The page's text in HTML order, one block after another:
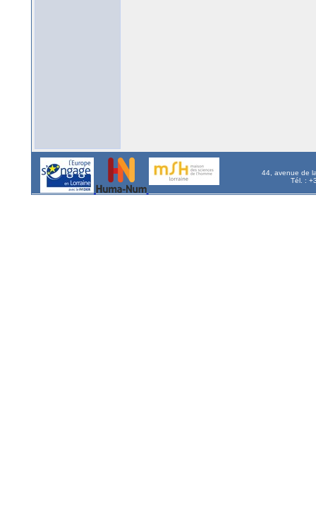
44, avenue de
Tél. :